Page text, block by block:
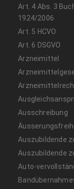
Art. 4 Abs. 3
1924/2006
Art. 5 HCVO
Art. 6 DSGVO
Arzneimittel
Ausschreibung
Auszubildende
Auszubildende
Auto-